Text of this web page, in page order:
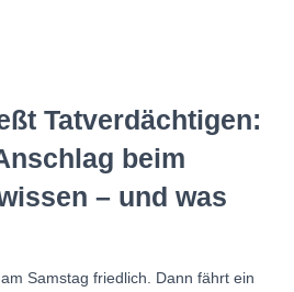
Tatverdächtigen:
beim
– und was
Samstag friedlich. Dann fährt ein